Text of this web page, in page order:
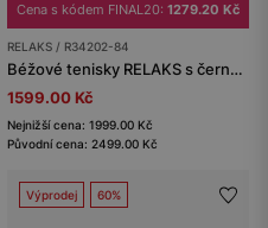
Cena s kódem FINAL20: 1279.20 Kč
RELAKS / R34202-84
Béžové tenisky RELAKS s černými detaily
1599.00 Kč
Nejnižší cena: 1999.00 Kč
Původní cena: 2499.00 Kč
Výprodej 60%